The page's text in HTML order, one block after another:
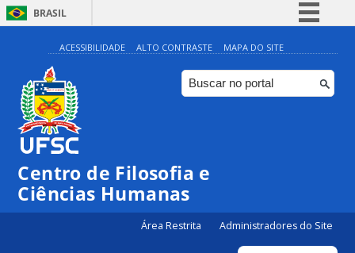
BRASIL
Simplifique!
Comunica BR
Participe
ACESSIBILIDADE ALTO CONTRASTE MAPA DO SITE
Centro de Filosofia e
Ciências Humanas
Área Restrita Administradores do Site